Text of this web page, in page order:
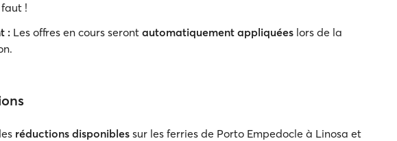
!
: Les offres en cours seront automatiquement appliquées lors de la
réductions disponibles sur les ferries de Porto Empedocle à Linosa et